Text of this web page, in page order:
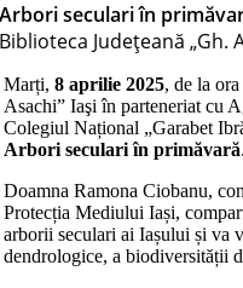
Arbori seculari în
Biblioteca Judeţeană „Gh.
Marți, 8 aprilie 2025, de la ora
Asachi” Iaşi în parteneriat cu
Colegiul Național „Garabet
Arbori seculari în primăvară.
Doamna Ramona Ciobanu,
Protecția Mediului Iași,
arborii seculari ai Iașului și va
dendrologice, a biodiversității